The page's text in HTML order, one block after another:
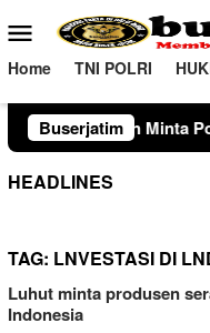
ke
konten
Menu
Mobile
Home TNI POLRI
Buserjatim
Polisi dan Dishub
HEADLINES
TAG: LNVESTASI DI
Luhut minta produsen
Indonesia